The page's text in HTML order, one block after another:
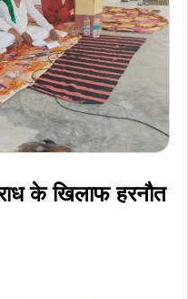
के खिलाफ हरनौत